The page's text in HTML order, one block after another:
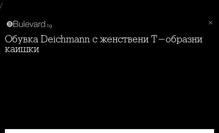
/
Обувка Deichmann с женствени Т-образни
каишки